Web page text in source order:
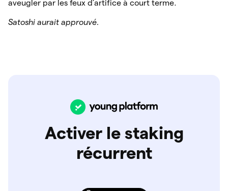
aveugler par les feux d’artifice à court terme.
Satoshi aurait approuvé.
Activer le staking
récurrent